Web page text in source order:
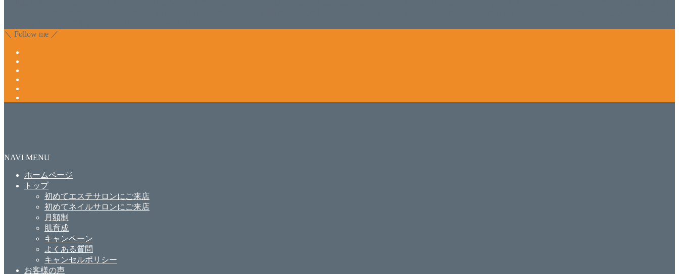
＼ Follow me ／
NAVI MENU
ホームページ
トップ
初めてエステサロンにご来店
初めてネイルサロンにご来店
月額制
肌育成
キャンペーン
よくある質問
キャンセルポリシー
お客様の声